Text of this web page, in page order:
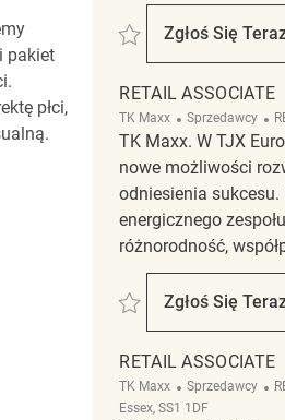
pakiet
płci,
Zapisać Retail Associate
Zgłoś Się
Retail
RETAIL ASSOCIATE
TK Maxx Kategoria
Sprzedawcy
TK Maxx. W TJX
nowe możliwości
odniesienia
energicznego
różnorodność,
Zapisać Retail Associate
Zgłoś Się
Retail
RETAIL ASSOCIATE
TK Maxx Kategoria
Sprzedawcy
Essex, SS1 1DF